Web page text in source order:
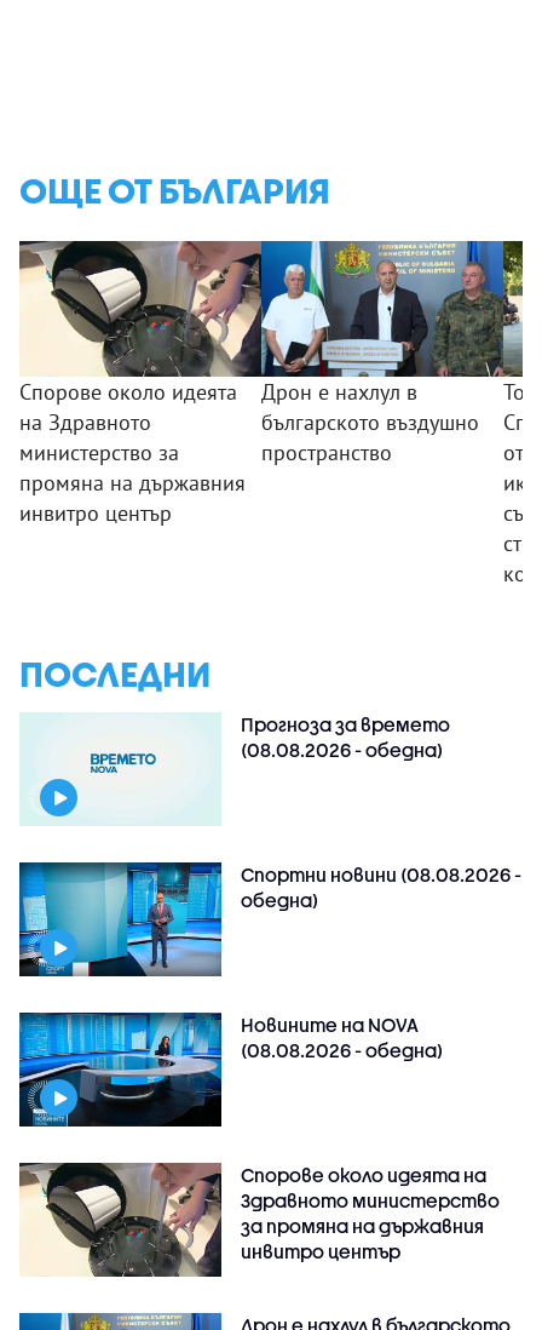
ОЩЕ ОТ БЪЛГАРИЯ
Спорове около идеята
на Здравното
министерство за
промяна на държавния
инвитро център
Дрон е нахлул в
българското въздушно
пространство
ПОСЛЕДНИ
Прогноза за времето
(08.08.2026 - обедна)
Спортни новини (08.08.2026 -
обедна)
Новините на NOVA
(08.08.2026 - обедна)
Спорове около идеята на
Здравното министерство
за промяна на държавния
инвитро център
Дрон е нахлул в българското